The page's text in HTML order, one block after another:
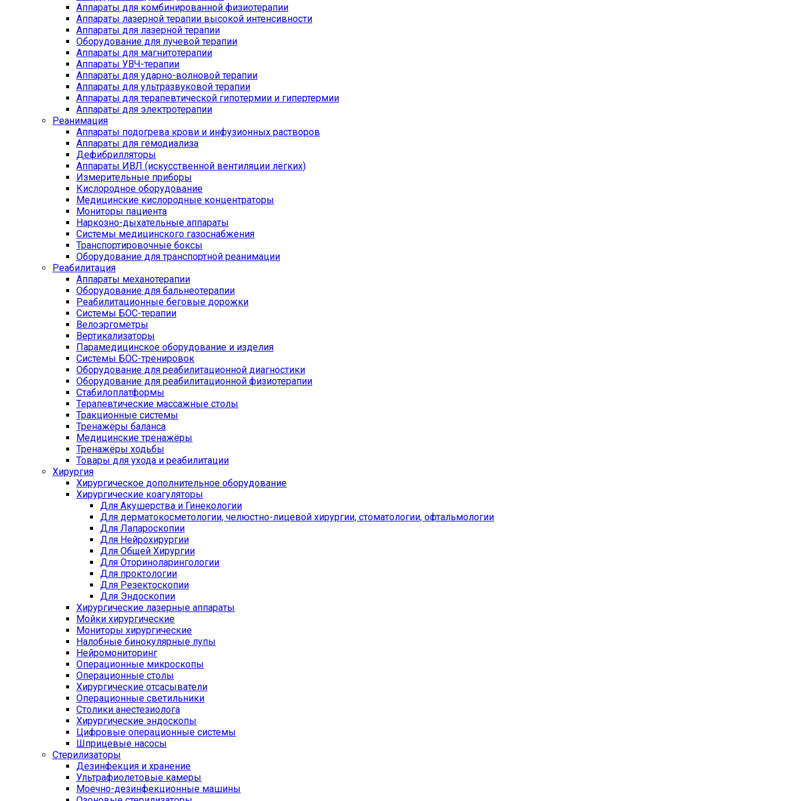
Аппараты для комбинированной физиотерапии
Аппараты лазерной терапии высокой интенсивности
Аппараты для лазерной терапии
Оборудование для лучевой терапии
Аппараты для магнитотерапии
Аппараты УВЧ-терапии
Аппараты для ударно-волновой терапии
Аппараты для ультразвуковой терапии
Аппараты для терапевтической гипотермии и гипертермии
Аппараты для электротерапии
Реанимация
Аппараты подогрева крови и инфузионных растворов
Аппараты для гемодиализа
Дефибрилляторы
Аппараты ИВЛ (искусственной вентиляции лёгких)
Измерительные приборы
Кислородное оборудование
Медицинские кислородные концентраторы
Мониторы пациента
Наркозно-дыхательные аппараты
Системы медицинского газоснабжения
Транспортировочные боксы
Оборудование для транспортной реанимации
Реабилитация
Аппараты механотерапии
Оборудование для бальнеотерапии
Реабилитационные беговые дорожки
Системы БОС-терапии
Велоэргометры
Вертикализаторы
Парамедицинское оборудование и изделия
Системы БОС-тренировок
Оборудование для реабилитационной диагностики
Оборудование для реабилитационной физиотерапии
Стабилоплатформы
Терапевтические массажные столы
Тракционные системы
Тренажёры баланса
Медицинские тренажёры
Тренажёры ходьбы
Товары для ухода и реабилитации
Хирургия
Хирургическое дополнительное оборудование
Хирургические коагуляторы
Для Акушерства и Гинекологии
Для дерматокосметологии, челюстно-лицевой хирургии, стоматологии, офтальмологии
Для Лапароскопии
Для Нейрохирургии
Для Общей Хирургии
Для Оториноларингологии
Для проктологии
Для Резектоскопии
Для Эндоскопии
Хирургические лазерные аппараты
Мойки хирургические
Мониторы хирургические
Налобные бинокулярные лупы
Нейромониторинг
Операционные микроскопы
Операционные столы
Хирургические отсасыватели
Операционные светильники
Столики анестезиолога
Хирургические эндоскопы
Цифровые операционные системы
Шприцевые насосы
Стерилизаторы
Дезинфекция и хранение
Ультрафиолетовые камеры
Моечно-дезинфекционные машины